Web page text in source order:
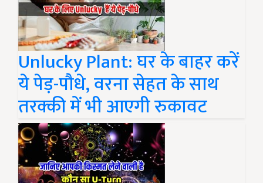
Unlucky Plant: घर के बाहर करें
ये पेड़-पौधे, वरना सेहत के साथ
तरक्की में भी आएगी रुकावट